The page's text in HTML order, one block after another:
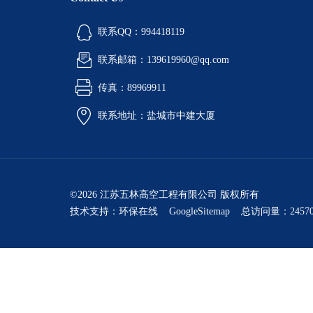
联系QQ：994418119
联系邮箱：139619960@qq.com
传真：89969911
联系地址：盐城市中建大厦
©2026 江苏五林高空工程有限公司 版权所有
技术支持： 环保在线 GoogleSitemap 总访问量：